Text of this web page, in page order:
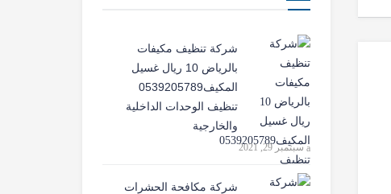
شركة تنظيف مكيفات
بالرياض 10 ريال غسيل
المكيف0539205789
تنظيف الوحدات الداخلية
والخارجية
سبتمبر 29, 2021
شركة مكافحة الحشرات